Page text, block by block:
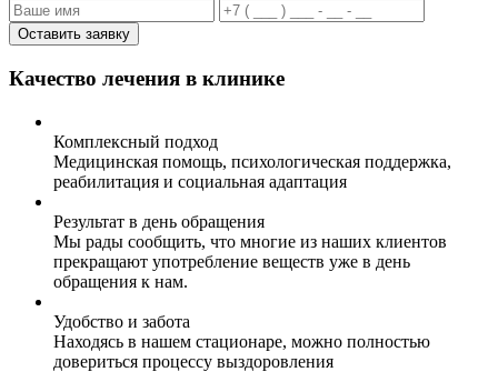
Оставить заявку
Качество лечения в клинике
Комплексный подход
Медицинская помощь, психологическая поддержка,
реабилитация и социальная адаптация
Результат в день обращения
Мы рады сообщить, что многие из наших клиентов
прекращают употребление веществ уже в день
обращения к нам.
Удобство и забота
Находясь в нашем стационаре, можно полностью
довериться процессу выздоровления